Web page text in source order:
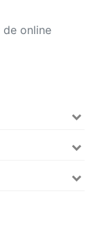
online